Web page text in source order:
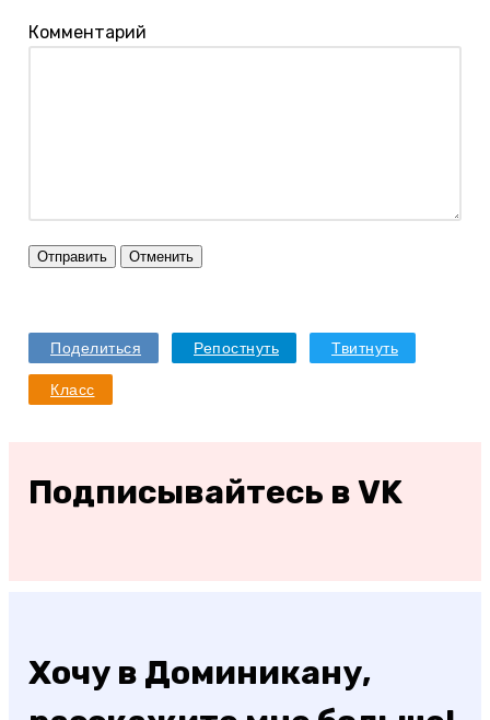
Комментарий
Отправить Отменить
Поделиться Репостнуть Твитнуть
Класс
Подписывайтесь в VK
Хочу в Доминикану,